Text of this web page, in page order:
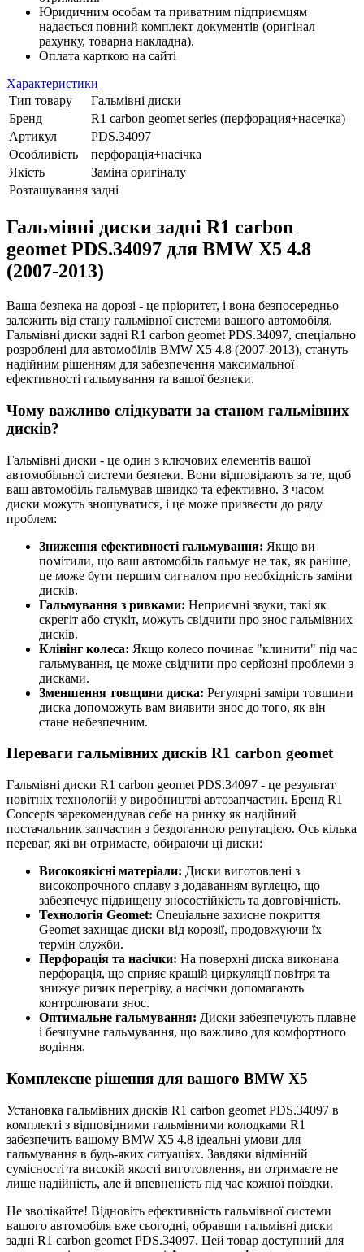
Юридичним особам та приватним підприємцям
надається повний комплект документів (оригінал
рахунку, товарна накладна).
Оплата карткою на сайті
Характеристики
Тип товару
Гальмівні диски
Бренд
R1 carbon geomet series (перфорация+насечка)
Артикул
PDS.34097
Особливість
перфорація+насічка
Якість
Заміна оригіналу
Розташування задні
Гальмівні диски задні R1 carbon
geomet PDS.34097 для BMW X5 4.8
(2007-2013)
Ваша безпека на дорозі - це пріоритет, і вона безпосередньо
залежить від стану гальмівної системи вашого автомобіля.
Гальмівні диски задні R1 carbon geomet PDS.34097, спеціально
розроблені для автомобілів BMW X5 4.8 (2007-2013), стануть
надійним рішенням для забезпечення максимальної
ефективності гальмування та вашої безпеки.
Чому важливо слідкувати за станом гальмівних
дисків?
Гальмівні диски - це один з ключових елементів вашої
автомобільної системи безпеки. Вони відповідають за те, щоб
ваш автомобіль гальмував швидко та ефективно. З часом
диски можуть зношуватися, і це може призвести до ряду
проблем:
Зниження ефективності гальмування: Якщо ви
помітили, що ваш автомобіль гальмує не так, як раніше,
це може бути першим сигналом про необхідність заміни
дисків.
Гальмування з ривками: Неприємні звуки, такі як
скрегіт або стукіт, можуть свідчити про знос гальмівних
дисків.
Клінінг колеса: Якщо колесо починає "клинити" під час
гальмування, це може свідчити про серйозні проблеми з
дисками.
Зменшення товщини диска: Регулярні заміри товщини
диска допоможуть вам виявити знос до того, як він
стане небезпечним.
Переваги гальмівних дисків R1 carbon geomet
Гальмівні диски R1 carbon geomet PDS.34097 - це результат
новітніх технологій у виробництві автозапчастин. Бренд R1
Concepts зарекомендував себе на ринку як надійний
постачальник запчастин з бездоганною репутацією. Ось кілька
переваг, які ви отримаєте, обираючи ці диски:
Високоякісні матеріали: Диски виготовлені з
високопрочного сплаву з додаванням вуглецю, що
забезпечує підвищену зносостійкість та довговічність.
Технологія Geomet: Спеціальне захисне покриття
Geomet захищає диски від корозії, продовжуючи їх
термін служби.
Перфорація та насічки: На поверхні диска виконана
перфорація, що сприяє кращій циркуляції повітря та
знижує ризик перегріву, а насічки допомагають
контролювати знос.
Оптимальне гальмування: Диски забезпечують плавне
і безшумне гальмування, що важливо для комфортного
водіння.
Комплексне рішення для вашого BMW X5
Установка гальмівних дисків R1 carbon geomet PDS.34097 в
комплекті з відповідними гальмівними колодками R1
забезпечить вашому BMW X5 4.8 ідеальні умови для
гальмування в будь-яких ситуаціях. Завдяки відмінній
сумісності та високій якості виготовлення, ви отримаєте не
лише надійність, але й впевненість під час кожної поїздки.
Не зволікайте! Відновіть ефективність гальмівної системи
вашого автомобіля вже сьогодні, обравши гальмівні диски
задні R1 carbon geomet PDS.34097. Цей товар доступний для